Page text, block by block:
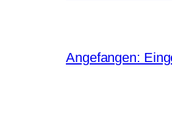
Angefangen: